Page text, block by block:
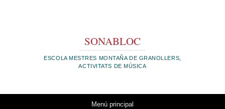
SONABLOC
ESCOLA MESTRES MONTAÑA DE GRANOLLERS,
ACTIVITATS DE MÚSICA
Menú principal